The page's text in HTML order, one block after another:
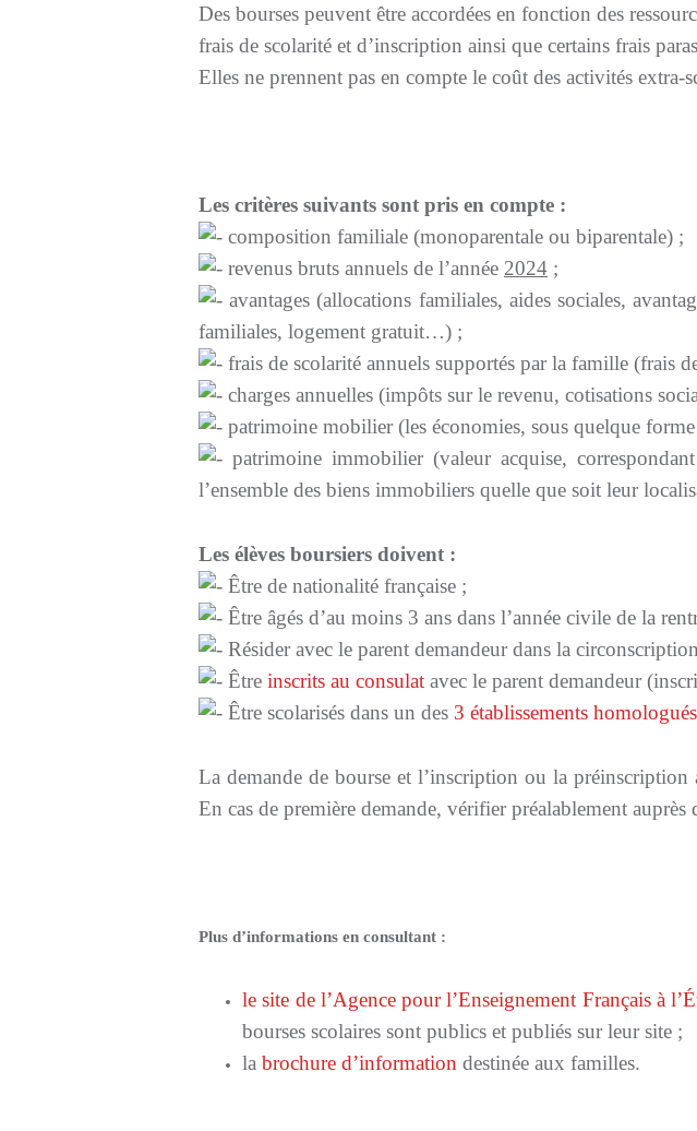
Des bourses peuvent être accordées en fonction des
frais de scolarité et d’inscription ainsi que certains frais
Elles ne prennent pas en compte le coût des activités extra-
Les critères suivants sont pris en compte :
composition familiale (monoparentale ou biparentale) ;
revenus bruts annuels de l’année 2024 ;
avantages (allocations familiales, aides sociales,
familiales, logement gratuit…) ;
frais de scolarité annuels supportés par la famille (frais
charges annuelles (impôts sur le revenu, cotisations
patrimoine mobilier (les économies, sous quelque
patrimoine immobilier (valeur acquise,
l’ensemble des biens immobiliers quelle que soit leur
Les élèves boursiers doivent :
Être de nationalité française ;
Être âgés d’au moins 3 ans dans l’année civile de la
Résider avec le parent demandeur dans la
Être inscrits au consulat avec le parent demandeur
Être scolarisés dans un des 3 établissements
La demande de bourse et l’inscription ou la
En cas de première demande, vérifier préalablement
Plus d’informations en consultant :
le site de l’Agence pour l’Enseignement Français à
bourses scolaires sont publics et publiés sur leur site ;
la brochure d’information destinée aux familles.